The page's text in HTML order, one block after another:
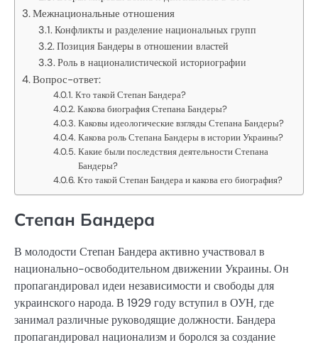
Межнациональные отношения
Конфликты и разделение национальных групп
Позиция Бандеры в отношении властей
Роль в националистической историографии
Вопрос-ответ:
Кто такой Степан Бандера?
Какова биография Степана Бандеры?
Каковы идеологические взгляды Степана Бандеры?
Какова роль Степана Бандеры в истории Украины?
Какие были последствия деятельности Степана
Бандеры?
Кто такой Степан Бандера и какова его биография?
Степан Бандера
В молодости Степан Бандера активно участвовал в
национально-освободительном движении Украины. Он
пропагандировал идеи независимости и свободы для
украинского народа. В 1929 году вступил в ОУН, где
занимал различные руководящие должности. Бандера
пропагандировал национализм и боролся за создание